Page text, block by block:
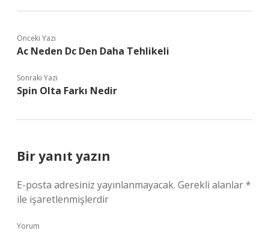
Önceki Yazı
Ac Neden Dc Den Daha Tehlikeli
Sonraki Yazı
Spin Olta Farkı Nedir
Bir yanıt yazın
E-posta adresiniz yayınlanmayacak. Gerekli alanlar*
ile işaretlenmişlerdir
Yorum